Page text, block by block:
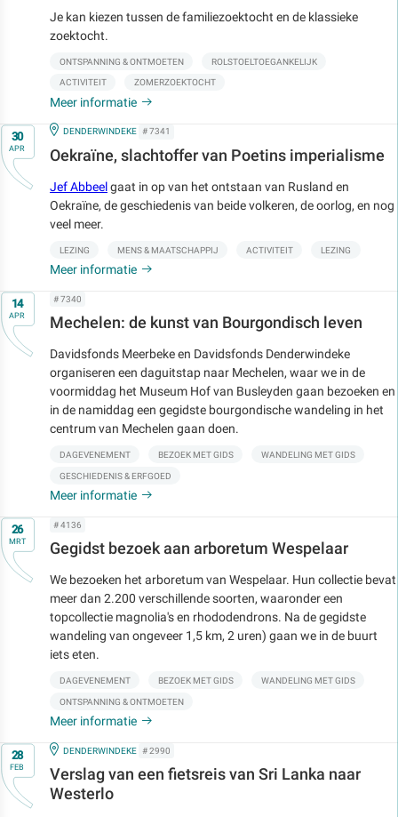
Je kan kiezen tussen de familiezoektocht en de klassieke
zoektocht.
ONTSPANNING & ONTMOETEN ROLSTOELTOEGANKELIJK
ACTIVITEIT ZOMERZOEKTOCHT
Meer informatie
Op30
APR
IN
DENDERWINDEKE # 7341
Oekraïne, slachtoffer van Poetins imperialisme
Jef Abbeelgaat in op van het ontstaan van Rusland en
Oekraïne, de geschiedenis van beide volkeren, de oorlog, en nog
veel meer.
LEZING MENS & MAATSCHAPPIJ ACTIVITEIT LEZING
Meer informatie
Op14
APR
# 7340
Mechelen: de kunst van Bourgondisch leven
Davidsfonds Meerbeke en Davidsfonds Denderwindeke
organiseren een daguitstap naar Mechelen, waar we in de
voormiddag het Museum Hof van Busleyden gaan bezoeken en
in de namiddag een gegidste bourgondische wandeling in het
centrum van Mechelen gaan doen.
DAGEVENEMENT BEZOEK MET GIDS WANDELING MET GIDS
GESCHIEDENIS & ERFGOED
Meer informatie
Op26
MRT
# 4136
Gegidst bezoek aan arboretum Wespelaar
We bezoeken het arboretum van Wespelaar. Hun collectie bevat
meer dan 2.200 verschillende soorten, waaronder een
topcollectie magnolia's en rhododendrons. Na de gegidste
wandeling van ongeveer 1,5 km, 2 uren) gaan we in de buurt
iets eten.
DAGEVENEMENT BEZOEK MET GIDS WANDELING MET GIDS
ONTSPANNING & ONTMOETEN
Meer informatie
Op28
FEB
IN
DENDERWINDEKE # 2990
Verslag van een fietsreis van Sri Lanka naar
Westerlo